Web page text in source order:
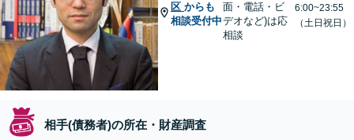
区 からも
相談受付中
面・電話・ビ
デオなど)は応
相談
6:00~23:55
（土日祝日）
相手(債務者)の所在・財産調査